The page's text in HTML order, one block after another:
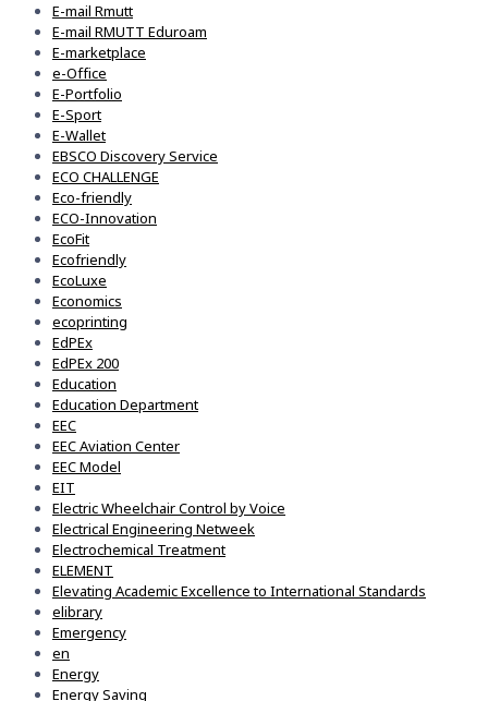
E-mail Rmutt
E-mail RMUTT Eduroam
E-marketplace
e-Office
E-Portfolio
E-Sport
E-Wallet
EBSCO Discovery Service
ECO CHALLENGE
Eco-friendly
ECO-Innovation
EcoFit
Ecofriendly
EcoLuxe
Economics
ecoprinting
EdPEx
EdPEx 200
Education
Education Department
EEC
EEC Aviation Center
EEC Model
EIT
Electric Wheelchair Control by Voice
Electrical Engineering Netweek
Electrochemical Treatment
ELEMENT
Elevating Academic Excellence to International Standards
elibrary
Emergency
en
Energy
Energy Saving